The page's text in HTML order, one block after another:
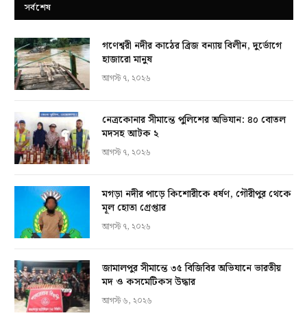
সর্বশেষ
গণেশ্বরী নদীর কাঠের ব্রিজ বন্যায় বিলীন, দুর্ভোগে
হাজারো মানুষ
আগস্ট ৭, ২০২৬
নেত্রকোনার সীমান্তে পুলিশের অভিযান: ৪০ বোতল
মদসহ আটক ২
আগস্ট ৭, ২০২৬
মগড়া নদীর পাড়ে কিশোরীকে ধর্ষণ, গৌরীপুর থেকে
মূল হোতা গ্রেপ্তার
আগস্ট ৭, ২০২৬
জামালপুর সীমান্তে ৩৫ বিজিবির অভিযানে ভারতীয়
মদ ও কসমেটিকস উদ্ধার
আগস্ট ৬, ২০২৬